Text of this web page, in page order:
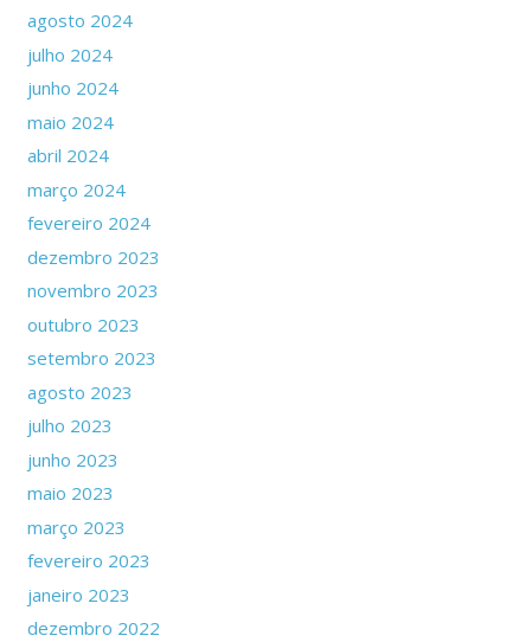
agosto 2024
julho 2024
junho 2024
maio 2024
abril 2024
março 2024
fevereiro 2024
dezembro 2023
novembro 2023
outubro 2023
setembro 2023
agosto 2023
julho 2023
junho 2023
maio 2023
março 2023
fevereiro 2023
janeiro 2023
dezembro 2022